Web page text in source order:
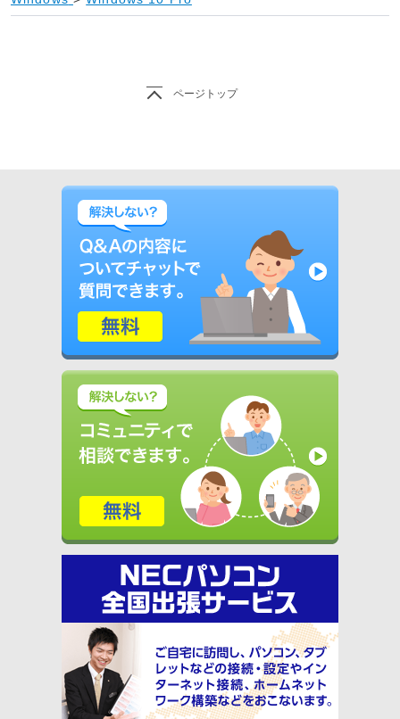
ページトップ